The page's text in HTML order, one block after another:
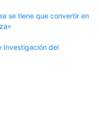
se tiene que convertir en
Investigación del